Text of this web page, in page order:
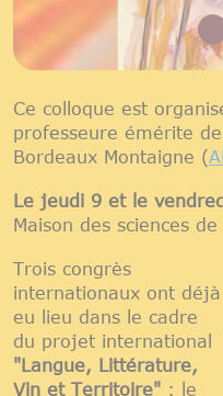
Ce colloque est
professeure émérite
Bordeaux Montaigne (
Le jeudi 9 et le
Maison des sciences
Trois congrès
internationaux ont déjà
eu lieu dans le cadre
du projet international
"Langue, Littérature,
Vin et Territoire" : le